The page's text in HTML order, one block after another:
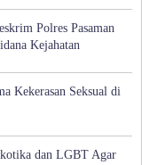
Polres Pasaman
Kejahatan
Kekerasan Seksual di
dan LGBT Agar